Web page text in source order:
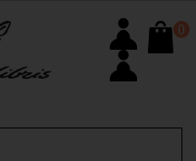
0